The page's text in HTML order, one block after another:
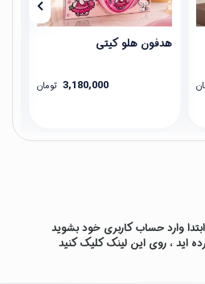
هدفون هلو کیتی
3,180,000 تومان
ابتدا وارد حساب کاربری خود بشوید
اید ، روی این لینککلیک کنید